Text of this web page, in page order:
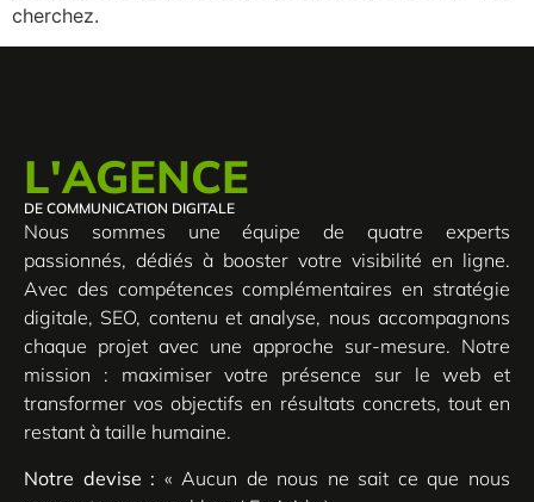
cherchez.
L'AGENCE
DE COMMUNICATION DIGITALE
Nous sommes une équipe de quatre experts
passionnés, dédiés à booster votre visibilité en ligne.
Avec des compétences complémentaires en stratégie
digitale, SEO, contenu et analyse, nous accompagnons
chaque projet avec une approche sur-mesure. Notre
mission : maximiser votre présence sur le web et
transformer vos objectifs en résultats concrets, tout en
restant à taille humaine.
Notre devise : « Aucun de nous ne sait ce que nous